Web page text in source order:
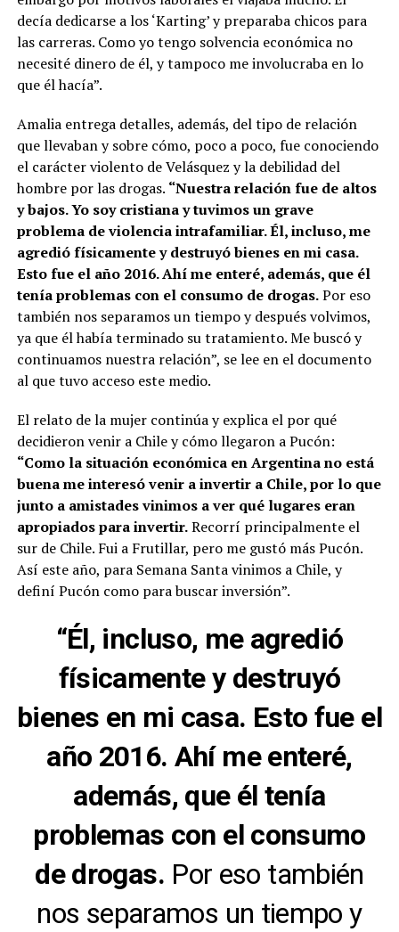
decía dedicarse a los ‘Karting’ y preparaba chicos para
las carreras. Como yo tengo solvencia económica no
necesité dinero de él, y tampoco me involucraba en lo
que él hacía”.
Amalia entrega detalles, además, del tipo de relación
que llevaban y sobre cómo, poco a poco, fue conociendo
el carácter violento de Velásquez y la debilidad del
hombre por las drogas. “Nuestra relación fue de altos
y bajos. Yo soy cristiana y tuvimos un grave
problema de violencia intrafamiliar. Él, incluso, me
agredió físicamente y destruyó bienes en mi casa.
Esto fue el año 2016. Ahí me enteré, además, que él
tenía problemas con el consumo de drogas.Por eso
también nos separamos un tiempo y después volvimos,
ya que él había terminado su tratamiento. Me buscó y
continuamos nuestra relación”, se lee en el documento
al que tuvo acceso este medio.
El relato de la mujer continúa y explica el por qué
decidieron venir a Chile y cómo llegaron a Pucón:
“Como la situación económica en Argentina no está
buena me interesó venir a invertir a Chile, por lo que
junto a amistades vinimos a ver qué lugares eran
apropiados para invertir.Recorrí principalmente el
sur de Chile. Fui a Frutillar, pero me gustó más Pucón.
Así este año, para Semana Santa vinimos a Chile, y
definí Pucón como para buscar inversión”.
“Él, incluso, me agredió
físicamente y destruyó
bienes en mi casa. Esto fue el
año 2016. Ahí me enteré,
además, que él tenía
problemas con el consumo
de drogas. Por eso también
nos separamos un tiempo y